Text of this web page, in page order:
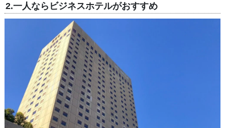
2.一人ならビジネスホテルがおすすめ